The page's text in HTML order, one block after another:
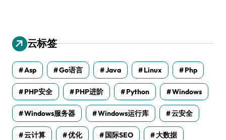
云标签
Asp Go语言 Java Linux Php
PHP安全 PHP进阶 Python Windows
Windows服务器 Windows运行库 云安全
云计算 优化 国际SEO 大数据